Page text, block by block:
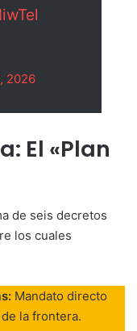
2026
El «Plan
de seis decretos
los cuales
Mandato directo
la frontera.